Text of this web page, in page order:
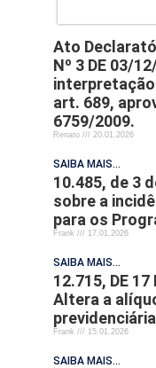
Ato
Nº 3 DE 03/
art. 689,
6759/2009.
Renato 20.01.2026
SAIBA MAIS...
10.485, de 3
sobre a
para os
Frank 17.01.2026
SAIBA MAIS...
12.715, DE 17
Altera a
Frank 15.01.2026
SAIBA MAIS...